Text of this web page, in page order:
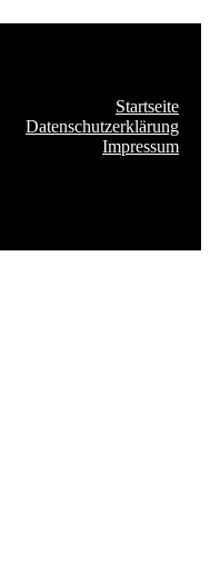
Startseite
Datenschutzerklärung
Impressum